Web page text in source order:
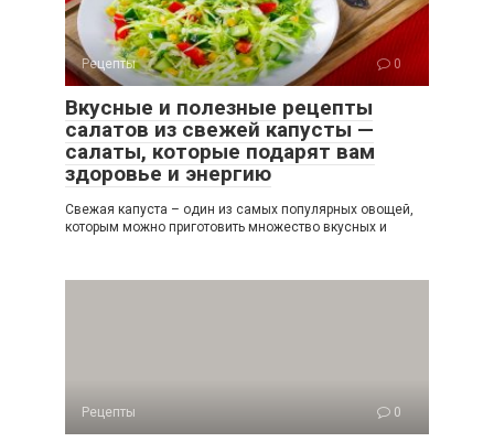
Рецепты 0
Вкусные и полезные рецепты
салатов из свежей капусты —
салаты, которые подарят вам
здоровье и энергию
Свежая капуста – один из самых популярных овощей,
которым можно приготовить множество вкусных и
Рецепты 0